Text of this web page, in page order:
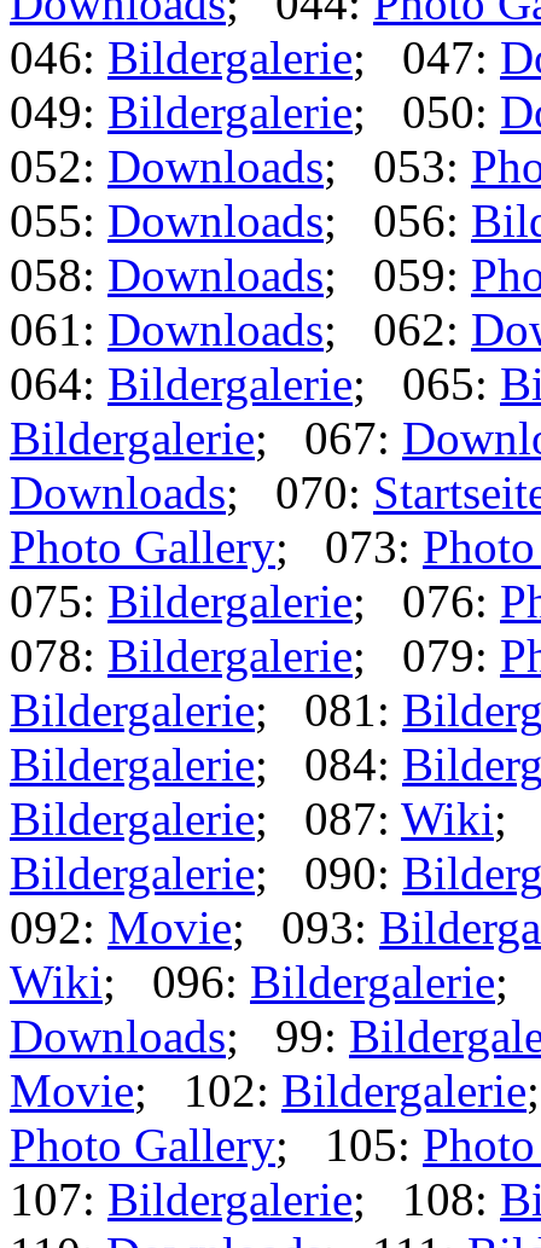
046: Bildergalerie; 047:
049: Bildergalerie; 050:
052: Downloads; 053:
055: Downloads; 056:
058: Downloads; 059:
061: Downloads; 062:
064: Bildergalerie; 065:
Bildergalerie; 067:
Downloads; 070:
Photo Gallery; 073:
075: Bildergalerie; 076:
078: Bildergalerie; 079:
Bildergalerie; 081:
Bildergalerie; 084:
Bildergalerie; 087: Wiki;
Bildergalerie; 090:
092: Movie; 093:
Wiki; 096: Bildergalerie;
Downloads; 99:
Movie; 102: Bildergalerie
Photo Gallery; 105:
107: Bildergalerie; 108: